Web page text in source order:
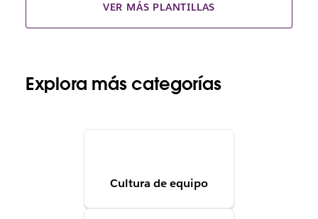
VER MÁS PLANTILLAS
Explora más categorías
Cultura de equipo